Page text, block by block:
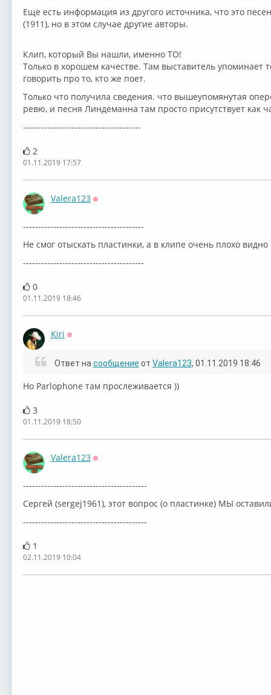
Еще есть информация из другого источника, что это
(1911), но в этом случае другие авторы.
Клип, который Вы нашли, именно ТО!
Только в хорошем качестве. Там выставитель упоминает
говорить про то, кто же поет.
Только что получила сведения. что вышеупомянутая
ревю, и песня Линдеманна там просто присутствует как
---------------------------------------
2
01.11.2019 17:57
Valera123
----------------------------------------
Не смог отыскать пластинки, а в клипе очень плохо
----------------------------------------
0
01.11.2019 18:46
Kiri
Ответ на сообщение от Valera123, 01.11.2019 18:46
Но Parlophone там прослеживается ))
3
01.11.2019 18:50
Valera123
-----------------------------------------
Сергей (sergej1961), этот вопрос (о пластинке) МЫ
-----------------------------------------
1
02.11.2019 10:04